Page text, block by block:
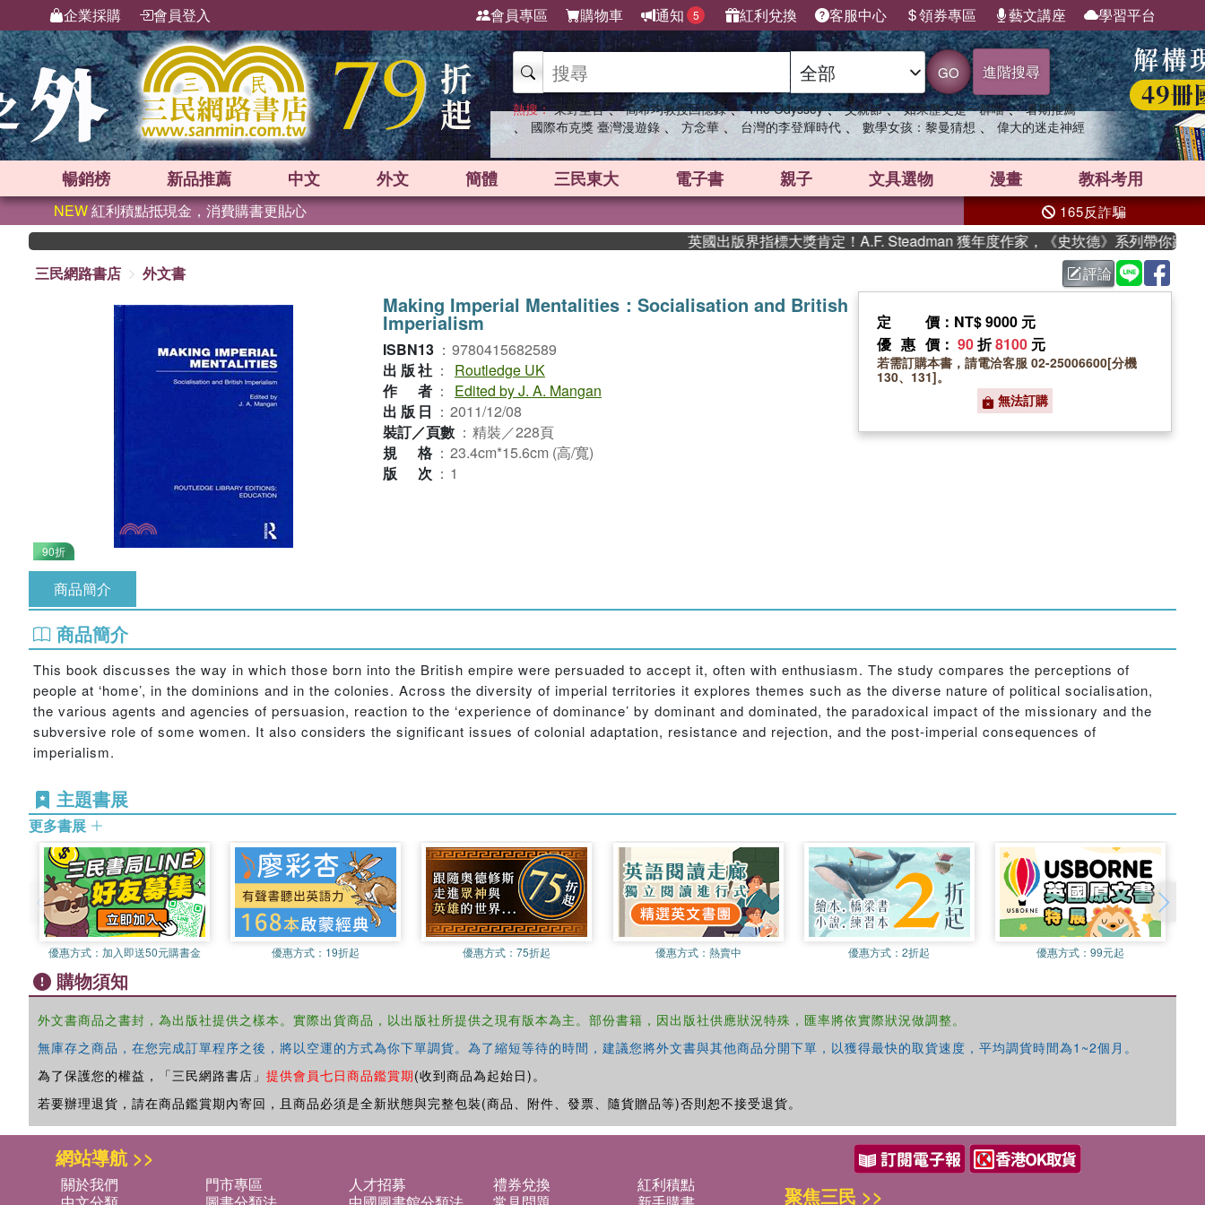
企業採購 會員登入 會員專區 購物車 通知 5 紅利兌換 客服中心 領券專區 藝文講座 學習平台
GO 進階搜尋
熱搜： 東野圭吾 、 高希均教授回憶錄 、 The Odyssey 、 父親節 、 如果歷史是一群喵 、 暑期推薦
、 國際布克獎 臺灣漫遊錄 、 方念華 、 台灣的李登輝時代 、 數學女孩：黎曼猜想 、 偉大的迷走神經
暢銷榜 新品推薦 中文 外文 簡體 三民東大 電子書 親子 文具選物 漫畫 教科考用
NEW紅利積點抵現金，消費購書更貼心 165反詐騙
英國出版界指標大獎肯定！A.F. Steadman 獲年度作家，《史坎德》系列帶你踏上熱血
三民網路書店
外文書 評論
90折
Making Imperial Mentalities：Socialisation and British
Imperialism
ISBN13 ： 9780415682589
出版社 ：
Routledge UK
作者 ：
Edited by J. A. Mangan
出版日 ： 2011/12/08
裝訂／頁數 ： 精裝／228頁
規格 ： 23.4cm*15.6cm (高/寬)
版次 ： 1
定價 ：NT$ 9000 元
優惠價 ： 90折8100 元
若需訂購本書，請電洽客服 02-25006600[分機
130、131]。
無法訂購
商品簡介
商品簡介
This book discusses the way in which those born into the British empire were persuaded to accept it, often with enthusiasm. The study compares the perceptions of
people at ‘home’, in the dominions and in the colonies. Across the diversity of imperial territories it explores themes such as the diverse nature of political socialisation,
the various agents and agencies of persuasion, reaction to the ‘experience of dominance’ by dominant and dominated, the paradoxical impact of the missionary and the
subversive role of some women. It also considers the significant issues of colonial adaptation, resistance and rejection, and the post-imperial consequences of
imperialism.
主題書展
更多書展
優惠方式： 加入即送50元購書金 優惠方式： 19折起 優惠方式：75折起 優惠方式： 熱賣中 優惠方式：2折起 優惠方式：99元起
購物須知
外文書商品之書封，為出版社提供之樣本。實際出貨商品，以出版社所提供之現有版本為主。部份書籍，因出版社供應狀況特殊，匯率將依實際狀況做調整。
無庫存之商品，在您完成訂單程序之後，將以空運的方式為你下單調貨。為了縮短等待的時間，建議您將外文書與其他商品分開下單，以獲得最快的取貨速度，平均調貨時間為1~2個月。
為了保護您的權益，「三民網路書店」 提供會員七日商品鑑賞期(收到商品為起始日)。
若要辦理退貨，請在商品鑑賞期內寄回，且商品必須是全新狀態與完整包裝(商品、附件、發票、隨貨贈品等)否則恕不接受退貨。
網站導航 >>
關於我們 門市專區 人才招募 禮券兌換
紅利積點
聚焦三民 >>